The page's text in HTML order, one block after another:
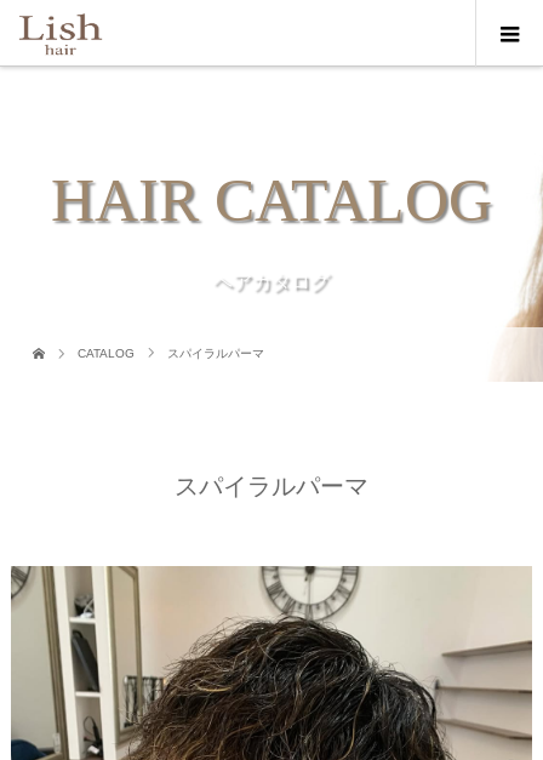
HAIR CATALOG
ヘアカタログ
CATALOG スパイラルパーマ
スパイラルパーマ